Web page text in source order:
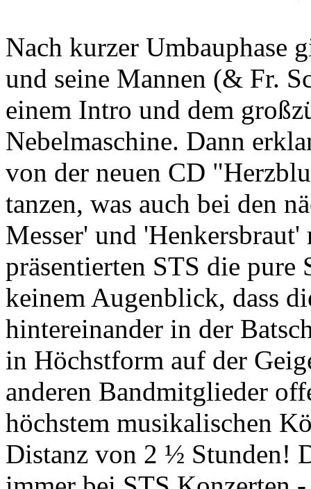
Nach kurzer Umbauphase
und seine Mannen (& Fr.
einem Intro und dem
Nebelmaschine. Dann
von der neuen CD
tanzen, was auch bei den
Messer' und
präsentierten STS die
keinem Augenblick, dass
hintereinander in der
in Höchstform auf der
anderen Bandmitglieder
höchstem musikalischen
Distanz von 2 ½ Stunden!